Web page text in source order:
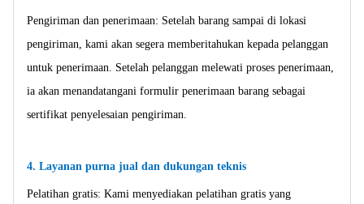
Pengiriman dan penerimaan: Setelah barang sampai di lokasi
pengiriman, kami akan segera memberitahukan kepada pelanggan
untuk penerimaan. Setelah pelanggan melewati proses penerimaan,
ia akan menandatangani formulir penerimaan barang sebagai
sertifikat penyelesaian pengiriman.
4. Layanan purna jual dan dukungan teknis
Pelatihan gratis: Kami menyediakan pelatihan gratis yang